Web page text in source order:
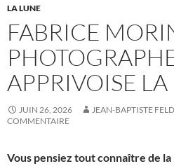
LA LUNE
FABRICE
APPRIVOISE
JUIN 26, 2026 JEAN-BAPTISTE
COMMENTAIRE
Vous pensiez tout connaître de